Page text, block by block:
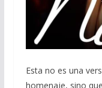
Esta no es una
homenaje, sino